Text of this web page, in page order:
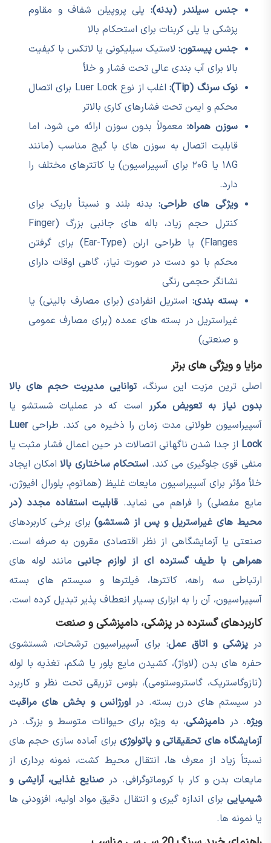
جنس سیلندر (بدنه): پلی پروپیلن شفاف و مقاوم
پزشکی یا پلی کربنات برای استحکام بالا
جنس پیستون: لاستیک سیلیکونی یا لاتکس با کیفیت
بالا برای آب بندی عالی تحت فشار و خلأ
نوک سرنگ (Tip):
اغلب از نوع Luer Lock برای اتصال
محکم و ایمن تحت فشارهای کاری بالاتر
سوزن همراه:معمولاً بدون سوزن ارائه می شود، اما
قابلیت اتصال به سوزن های با گیج مناسب (مانند
۱۸G یا ۲۰G برای آسپیراسیون) یا کاتترهای مختلف را
دارد.
ویژگی های طراحی: بدنه بلند و نسبتاً باریک برای
کنترل حجم زیاد، باله های جانبی بزرگ (Finger
Flanges) یا طراحی ارلن (Ear-Type) برای گرفتن
محکم با دو دست در صورت نیاز، گاهی اوقات دارای
نشانگر حجمی رنگی
بسته بندی: استریل انفرادی (برای مصارف بالینی) یا
غیراستریل در بسته های عمده (برای مصارف عمومی
و صنعتی)
مزایا و ویژگی های برتر
اصلی ترین مزیت این سرنگ، توانایی مدیریت حجم های بالا
بدون نیاز به تعویض مکرر است که در عملیات شستشو یا
آسپیراسیون طولانی مدت زمان را ذخیره می کند. طراحیLuer
Lock از جدا شدن ناگهانی اتصالات در حین اعمال فشار مثبت یا
منفی قوی جلوگیری می کند. استحکام ساختاری بالاامکان ایجاد
خلأ مؤثر برای آسپیراسیون مایعات غلیظ (هماتوم، پلورال افیوژن،
مایع مفصلی) را فراهم می نماید. قابلیت استفاده مجدد (در
محیط های غیراستریل و پس از شستشو)برای برخی کاربردهای
صنعتی یا آزمایشگاهی از نظر اقتصادی مقرون به صرفه است.
همراهی با طیف گسترده ای از لوازم جانبیمانند لوله های
ارتباطی سه راهه، کاتترها، فیلترها و سیستم های بسته
آسپیراسیون، آن را به ابزاری بسیار انعطاف پذیر تبدیل کرده است.
کاربردهای گسترده در پزشکی، دامپزشکی و صنعت
درپزشکی و اتاق عمل: برای آسپیراسیون ترشحات، شستشوی
حفره های بدن (لاواژ)، کشیدن مایع پلور یا شکم، تغذیه با لوله
(نازوگاستریک، گاستروستومی)، بلوس تزریقی تحت نظر و کاربرد
در سیستم های درن بسته. دراورژانس و بخش های مراقبت
ویژه. در دامپزشکی، به ویژه برای حیوانات متوسط و بزرگ. در
آزمایشگاه های تحقیقاتی و پاتولوژیبرای آماده سازی حجم های
نسبتاً زیاد از معرف ها، انتقال محیط کشت، نمونه برداری از
مایعات بدن و کار با کروماتوگرافی. در صنایع غذایی، آرایشی و
شیمیایی برای اندازه گیری و انتقال دقیق مواد اولیه، افزودنی ها
یا نمونه ها.